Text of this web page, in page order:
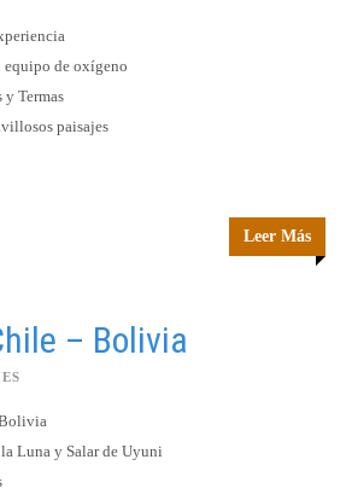
de oxígeno
y Termas
paisajes
Leer Más
– Bolivia
Luna y Salar de Uyuni